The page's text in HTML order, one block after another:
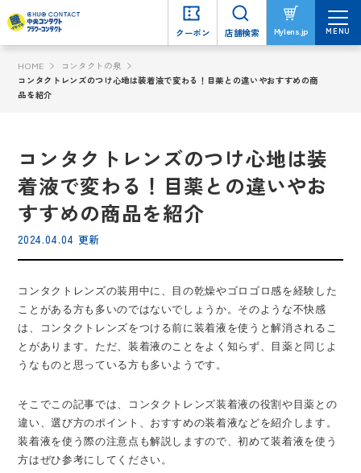
クーポン 店舗検索 Mylens.jp MENU
HOME
コンタクトの泉
コンタクトレンズのつけ心地は装着液で変わる！目薬との違いやおすすめの商
品を紹介
コンタクトレンズのつけ心地は装
着液で変わる！目薬との違いやお
すすめの商品を紹介
2024.04.04 更新
コンタクトレンズの装用中に、目の乾燥やゴロゴロ感を経験した
ことがある方も多いのではないでしょうか。そのような不快感
は、コンタクトレンズをつける前に装着液を使うと解消されるこ
とがあります。ただ、装着液のことをよく知らず、目薬と同じよ
うなものと思っている方も多いようです。
そこでこの記事では、コンタクトレンズ装着液の役割や目薬との
違い、選び方のポイント、おすすめの装着液などを紹介します。
装着液を使う際の注意点も解説しますので、初めて装着液を使う
方はぜひ参考にしてください。
クーポン 店舗検索 Mylens.jp MENU